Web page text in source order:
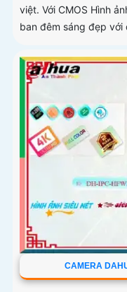
việt. Với CMOS Hình
ban đêm sáng đẹp
CAMERA